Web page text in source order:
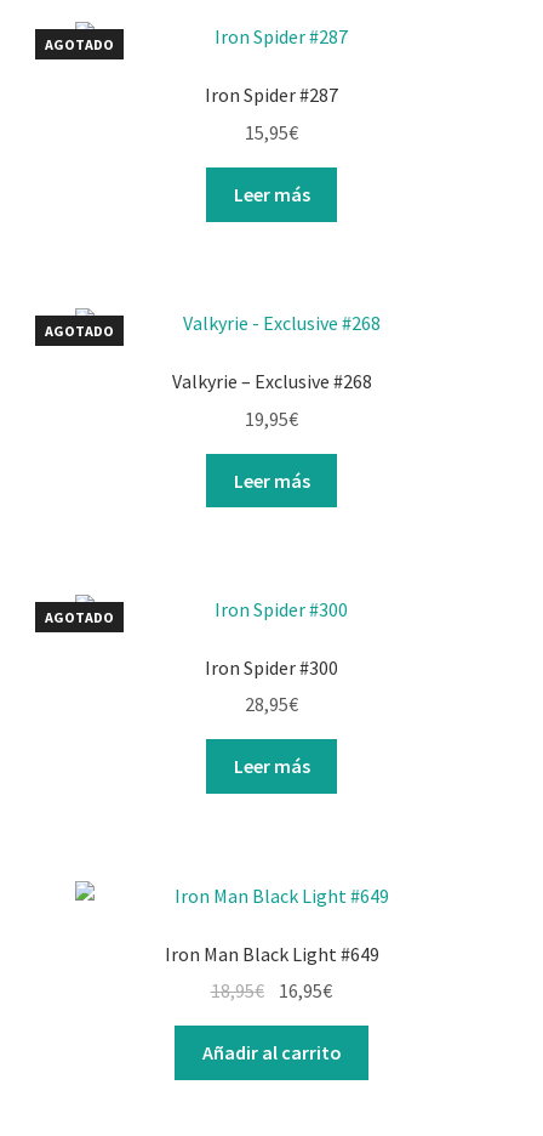
AGOTADO
Iron Spider #287
15,95€
Leer más
AGOTADO
Valkyrie – Exclusive #268
19,95€
Leer más
AGOTADO
Iron Spider #300
28,95€
Leer más
Iron Man Black Light #649
18,95€ El
precio
original
era:
16,95€El
precio
actual
es:
Añadir al carrito